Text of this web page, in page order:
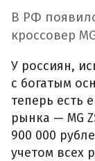
В РФ
кроссовер
У россиян,
с богатым
теперь есть
рынка — MG
900 000
учетом всех